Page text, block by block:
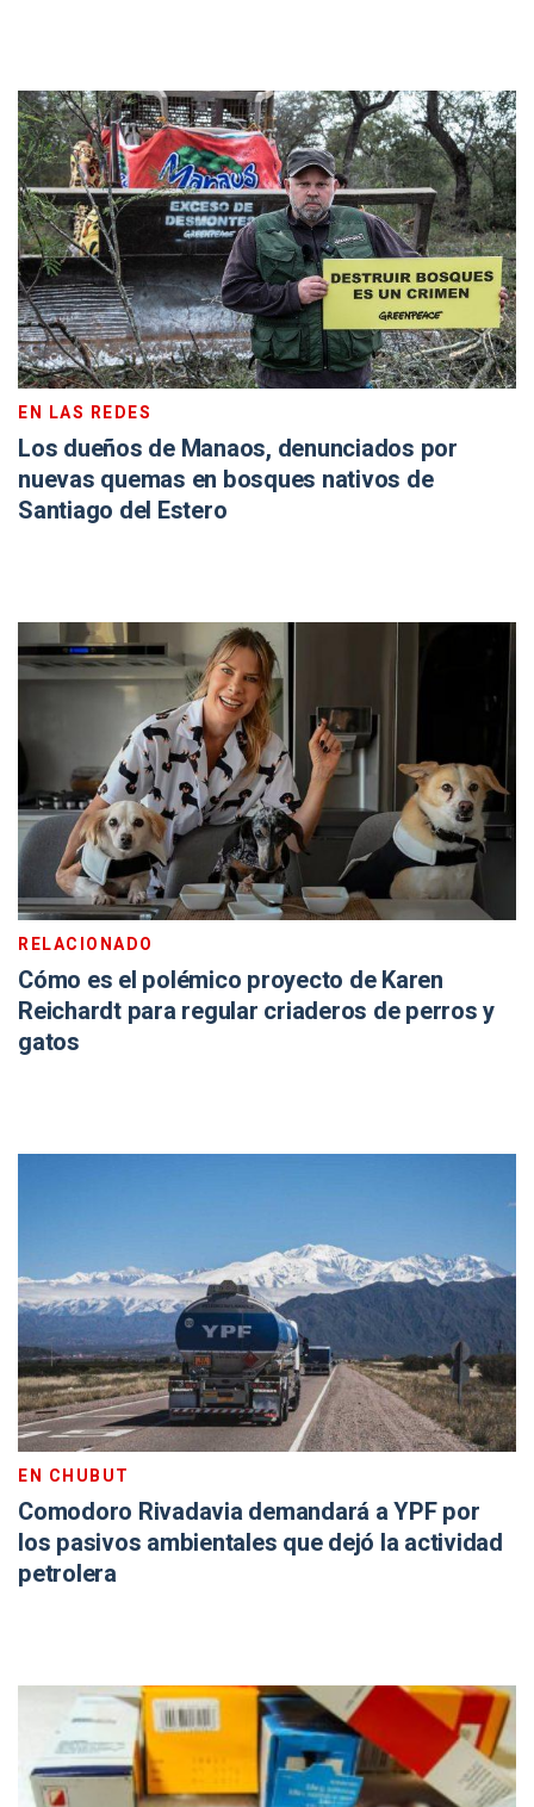
EN LAS REDES
Los dueños de Manaos, denunciados por
nuevas quemas en bosques nativos de
Santiago del Estero
RELACIONADO
Cómo es el polémico proyecto de Karen
Reichardt para regular criaderos de perros y
gatos
EN CHUBUT
Comodoro Rivadavia demandará a YPF por
los pasivos ambientales que dejó la actividad
petrolera